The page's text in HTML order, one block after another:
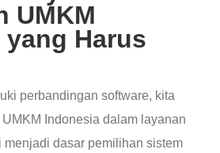
UMKM
Harus
perbandingan software, kita
Indonesia dalam layanan
menjadi dasar pemilihan sistem